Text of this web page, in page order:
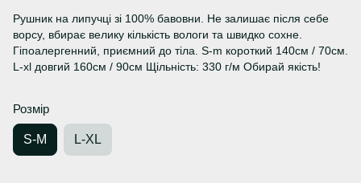
Рушник на липучці зі 100% бавовни. Не залишає після себе
ворсу, вбирає велику кількість вологи та швидко сохне.
Гіпоалергенний, приємний до тіла. S-m короткий 140см / 70см.
L-xl довгий 160см / 90см Щільність: 330 г/м Обирай якість!
Розмір
S-M L-XL